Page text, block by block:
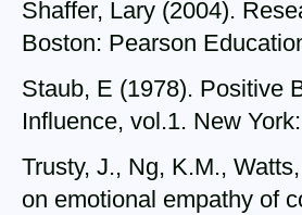
Shaffer, Lary (2004).
Boston: Pearson
Staub, E (1978). Positive
Influence, vol.1. New
Trusty, J., Ng, K.M.,
on emotional empathy of